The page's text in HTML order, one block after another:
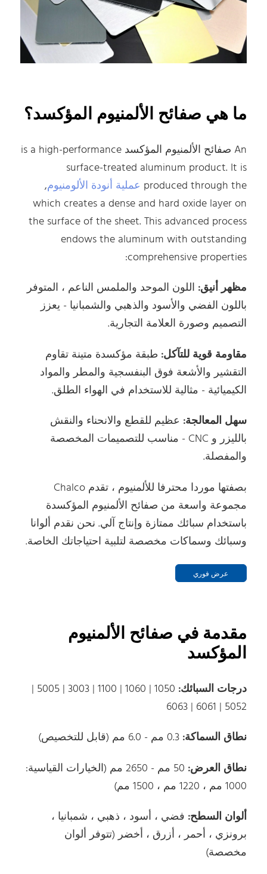
ما هي صفائح الألمنيوم المؤكسد؟
An صفائح الألمنيوم المؤكسد is a high-performance
surface-treated aluminum product. It is
produced through the عملية أنودة الألومنيوم,
which creates a dense and hard oxide layer on
the surface of the sheet. This advanced process
endows the aluminum with outstanding
comprehensive properties:
مظهر أنيق: اللون الموحد والملمس الناعم ، المتوفر
باللون الفضي والأسود والذهبي والشمبانيا - يعزز
التصميم وصورة العلامة التجارية.
مقاومة قوية للتآكل: طبقة مؤكسدة متينة تقاوم
التقشير والأشعة فوق البنفسجية والمطر والمواد
الكيميائية - مثالية للاستخدام في الهواء الطلق.
سهل المعالجة: عظيم للقطع والانحناء والنقش
بالليزر و CNC - مناسب للتصميمات المخصصة
والمفصلة.
بصفتها موردا محترفا للألمنيوم ، تقدم Chalco
مجموعة واسعة من صفائح الألمنيوم المؤكسدة
باستخدام سبائك ممتازة وإنتاج آلي. نحن نقدم ألوانا
وسبائك وسماكات مخصصة لتلبية احتياجاتك الخاصة.
عرض فوري
مقدمة في صفائح الألمنيوم
المؤكسد
درجات السبائك:
1050 | 1060 | 1100 | 3003 | 5005 |
5052 | 6061 | 6063
نطاق السماكة: 0.3 مم - 6.0 مم (قابل للتخصيص)
نطاق العرض:
50 مم - 2650 مم (الخيارات القياسية:
1000 مم ، 1220 مم ، 1500 مم)
ألوان السطح: فضي ، أسود ، ذهبي ، شمبانيا ،
برونزي ، أحمر ، أزرق ، أخضر (تتوفر ألوان
مخصصة)